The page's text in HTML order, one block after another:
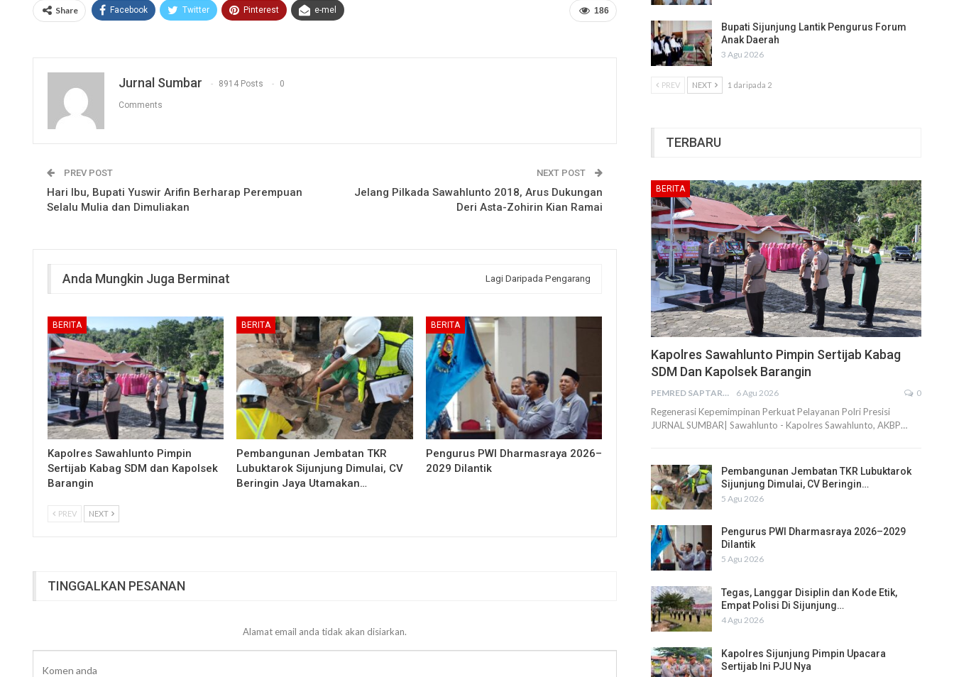
186
Share Facebook Twitter Pinterest e-mel
Jurnal Sumbar 8914 Posts 0
Comments
PREV POST
Hari Ibu, Bupati Yuswir Arifin Berharap Perempuan
Selalu Mulia dan Dimuliakan
NEXT POST
Jelang Pilkada Sawahlunto 2018, Arus Dukungan
Deri Asta-Zohirin Kian Ramai
Anda Mungkin Juga Berminat Lagi Daripada Pengarang
BERITA
Kapolres Sawahlunto Pimpin
Sertijab Kabag SDM dan Kapolsek
Barangin
BERITA
Pembangunan Jembatan TKR
Lubuktarok Sijunjung Dimulai, CV
Beringin Jaya Utamakan…
BERITA
Pengurus PWI Dharmasraya 2026–
2029 Dilantik
PREV NEXT
TINGGALKAN PESANAN
Alamat email anda tidak akan disiarkan.
Bupati Sijunjung Lantik Pengurus Forum
Anak Daerah
3 Agu 2026
PREV NEXT 1 daripada 2
TERBARU
BERITA
Kapolres Sawahlunto Pimpin Sertijab Kabag
SDM Dan Kapolsek Barangin
PEMRED SAPTARIUS 6 Agu 2026 0
Regenerasi Kepemimpinan Perkuat Pelayanan Polri Presisi
JURNAL SUMBAR| Sawahlunto - Kapolres Sawahlunto, AKBP…
Pembangunan Jembatan TKR Lubuktarok
Sijunjung Dimulai, CV Beringin…
5 Agu 2026
Pengurus PWI Dharmasraya 2026–2029
Dilantik
5 Agu 2026
Tegas, Langgar Disiplin dan Kode Etik,
Empat Polisi Di Sijunjung…
4 Agu 2026
Kapolres Sijunjung Pimpin Upacara
Sertijab Ini PJU Nya